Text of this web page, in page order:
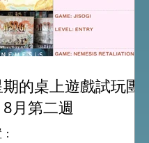
的桌上遊戲試玩團
月第二週